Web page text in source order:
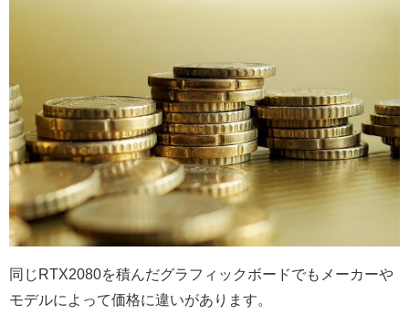
同じRTX2080を積んだグラフィックボードでもメーカーや
モデルによって価格に違いがあります。